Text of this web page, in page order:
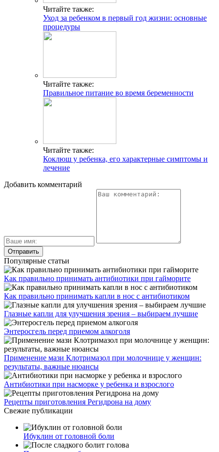
Читайте также:
Уход за ребенком в первый год жизни: основные
процедуры
Читайте также:
Правильное питание во время беременности
Читайте также:
Коклюш у ребенка, его характерные симптомы и
лечение
Добавить комментарий
Популярные статьи
Как правильно принимать антибиотики при гайморите
Как правильно принимать капли в нос с антибиотиком
Глазные капли для улучшения зрения – выбираем лучшие
Энтеросгель перед приемом алкоголя
Применение мази Клотримазол при молочнице у женщин:
результаты, важные нюансы
Антибиотики при насморке у ребенка и взрослого
Рецепты приготовления Регидрона на дому
Свежие публикации
Ибуклин от головной боли